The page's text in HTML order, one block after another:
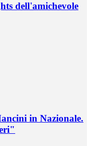
dell'amichevole
in Nazionale.